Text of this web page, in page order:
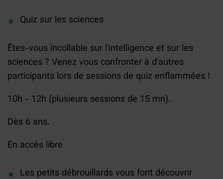
Quiz sur les sciences
Êtes-vous incollable sur l'intelligence et sur les
sciences ? Venez vous confronter à d'autres
participants lors de sessions de quiz enflammées !
10h - 12h (plusieurs sessions de 15 mn).
Dès 6 ans.
En accès libre
Les petits débrouillards vous font découvrir